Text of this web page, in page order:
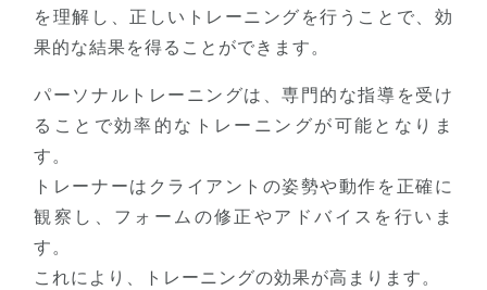
を理解し、正しいトレーニングを行うことで、効
果的な結果を得ることができます。
パーソナルトレーニングは、専門的な指導を受け
ることで効率的なトレーニングが可能となりま
す。
トレーナーはクライアントの姿勢や動作を正確に
観察し、フォームの修正やアドバイスを行いま
す。
これにより、トレーニングの効果が高まります。